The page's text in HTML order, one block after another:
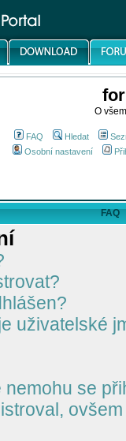
O
FAQ Hledat
Osobní nastavení
FAQ
uživatelské
se